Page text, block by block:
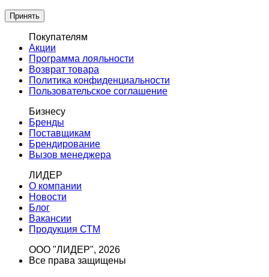
Принять
Покупателям
Акции
Программа лояльности
Возврат товара
Политика конфиденциальности
Пользовательское соглашение
Бизнесу
Бренды
Поставщикам
Брендирование
Вызов менеджера
ЛИДЕР
О компании
Новости
Блог
Вакансии
Продукция СТМ
ООО "ЛИДЕР", 2026
Все права защищены